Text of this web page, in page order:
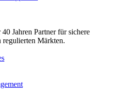
Jahren Partner für sichere
regulierten Märkten.